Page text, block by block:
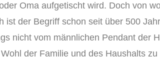
Oma auf­ge­tischt wird. Doch von
ist der Begriff schon seit über 500
nicht vom männ­li­chen Pen­dant der
der Fami­lie und des Haus­halts